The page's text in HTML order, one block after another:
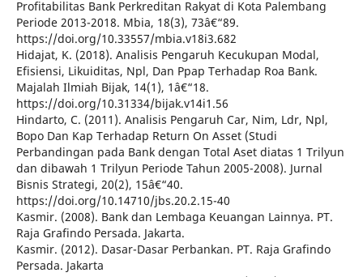
Profitabilitas Bank Perkreditan Rakyat di Kota Palembang
Periode 2013-2018. Mbia, 18(3), 73â€“89.
https://doi.org/10.33557/mbia.v18i3.682
Hidajat, K. (2018). Analisis Pengaruh Kecukupan Modal,
Efisiensi, Likuiditas, Npl, Dan Ppap Terhadap Roa Bank.
Majalah Ilmiah Bijak, 14(1), 1â€“18.
https://doi.org/10.31334/bijak.v14i1.56
Hindarto, C. (2011). Analisis Pengaruh Car, Nim, Ldr, Npl,
Bopo Dan Kap Terhadap Return On Asset (Studi
Perbandingan pada Bank dengan Total Aset diatas 1 Trilyun
dan dibawah 1 Trilyun Periode Tahun 2005-2008). Jurnal
Bisnis Strategi, 20(2), 15â€“40.
https://doi.org/10.14710/jbs.20.2.15-40
Kasmir. (2008). Bank dan Lembaga Keuangan Lainnya. PT.
Raja Grafindo Persada. Jakarta.
Kasmir. (2012). Dasar-Dasar Perbankan. PT. Raja Grafindo
Persada. Jakarta